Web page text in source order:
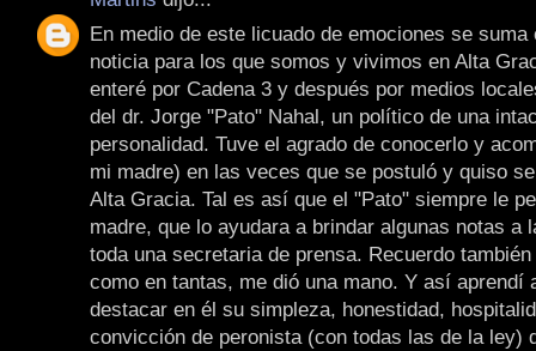
En medio de este licuado de emociones se suma
noticia para los que somos y vivimos en Alta
enteré por Cadena 3 y después por medios
del dr. Jorge "Pato" Nahal, un político de una
personalidad. Tuve el agrado de conocerlo y
mi madre) en las veces que se postuló y quiso
Alta Gracia. Tal es así que el "Pato" siempre le
madre, que lo ayudara a brindar algunas notas a
toda una secretaria de prensa. Recuerdo
como en tantas, me dió una mano. Y así aprendí
destacar en él su simpleza, honestidad,
convicción de peronista (con todas las de la ley)